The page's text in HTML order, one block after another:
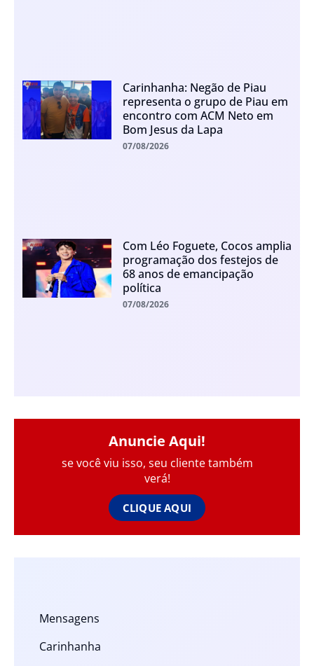
Carinhanha: Negão de Piau
representa o grupo de Piau em
encontro com ACM Neto em
Bom Jesus da Lapa
07/08/2026
Com Léo Foguete, Cocos amplia
programação dos festejos de
68 anos de emancipação
política
07/08/2026
Anuncie Aqui!
se você viu isso, seu cliente também
verá!
CLIQUE AQUI
Mensagens
Carinhanha